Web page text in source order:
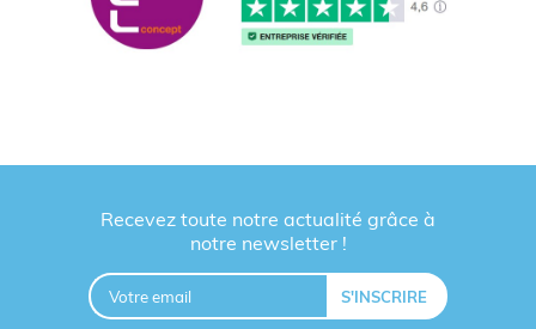
Recevez toute notre actualité grâce à
notre newsletter !